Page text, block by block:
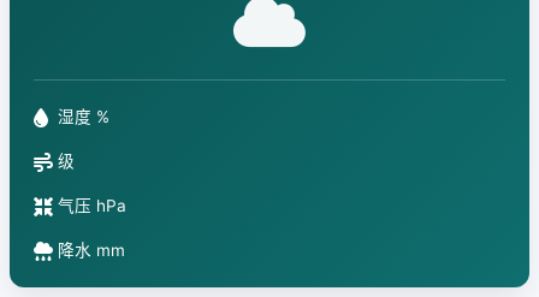
湿度 %
级
气压 hPa
降水 mm